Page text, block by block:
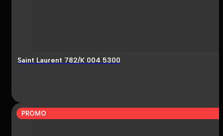
Saint Laurent 782/K 004 5300
PROMO